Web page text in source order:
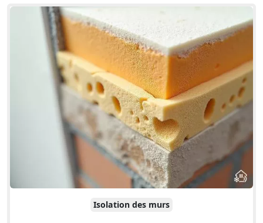
Isolation des murs